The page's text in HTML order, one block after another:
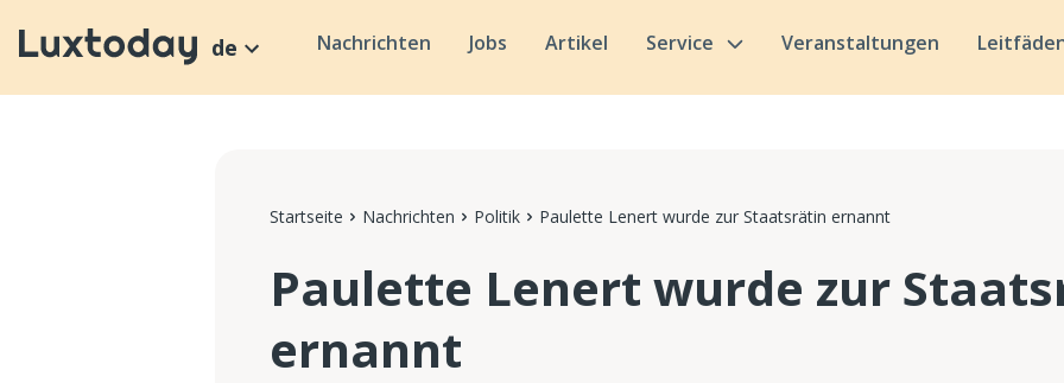
de Nachrichten Jobs Artikel Service Veranstaltungen
Startseite Nachrichten Politik Paulette Lenert wurde zur Staatsrätin ernannt
Paulette Lenert wurde zur
ernannt